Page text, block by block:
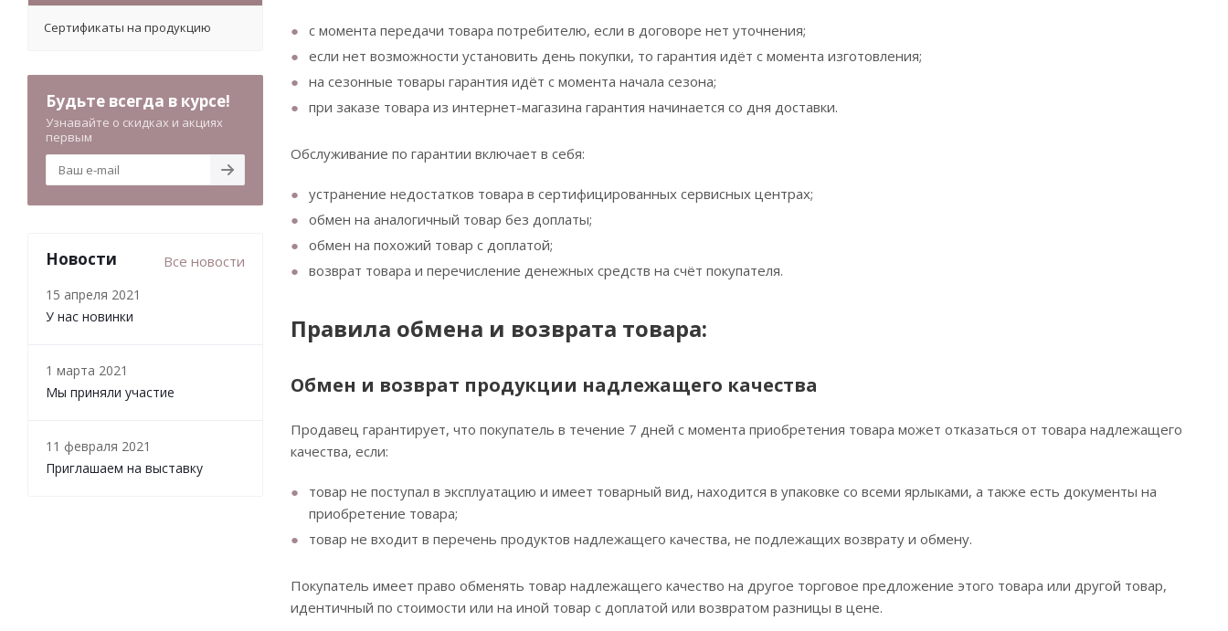
с момента передачи товара потребителю, если в договоре нет уточнения;
если нет возможности установить день покупки, то гарантия идёт с момента изготовления;
на сезонные товары гарантия идёт с момента начала сезона;
при заказе товара из интернет-магазина гарантия начинается со дня доставки.
Обслуживание по гарантии включает в себя:
устранение недостатков товара в сертифицированных сервисных центрах;
обмен на аналогичный товар без доплаты;
обмен на похожий товар с доплатой;
возврат товара и перечисление денежных средств на счёт покупателя.
Правила обмена и возврата товара:
Обмен и возврат продукции надлежащего качества
Продавец гарантирует, что покупатель в течение 7 дней с момента приобретения товара может отказаться от товара надлежащего
качества, если:
товар не поступал в эксплуатацию и имеет товарный вид, находится в упаковке со всеми ярлыками, а также есть документы на
приобретение товара;
товар не входит в перечень продуктов надлежащего качества, не подлежащих возврату и обмену.
Покупатель имеет право обменять товар надлежащего качество на другое торговое предложение этого товара или другой товар,
идентичный по стоимости или на иной товар с доплатой или возвратом разницы в цене.
Сертификаты на продукцию
Будьте всегда в курсе!
Узнавайте о скидках и акциях
первым
Новости Все новости
15 апреля 2021
У нас новинки
1 марта 2021
Мы приняли участие
11 февраля 2021
Приглашаем на выставку